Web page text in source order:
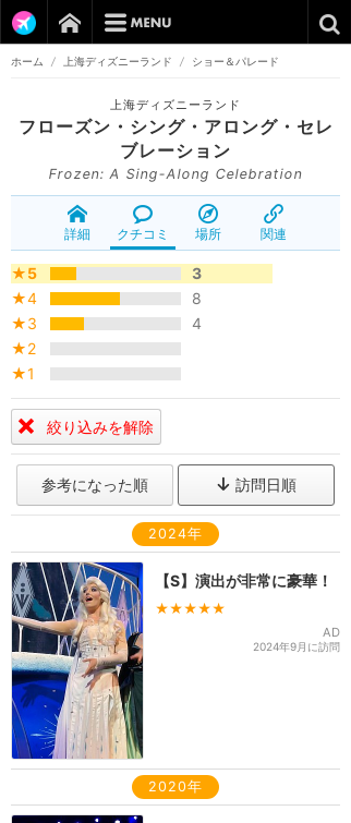
ホーム / 上海ディズニーランド / ショー＆パレード
上海ディズニーランド
フローズン・シング・アロング・セレ
ブレーション
Frozen: A Sing-Along Celebration
詳細 クチコミ 場所 関連
★5
3
★4
8
★3
4
★2
★1
絞り込みを解除
参考になった順 訪問日順
2024年
【S】演出が非常に豪華！
★★★★★
AD
2024年9月に訪問
2020年